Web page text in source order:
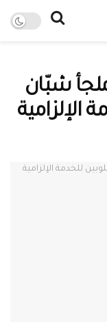
شبّان
الإلزامية